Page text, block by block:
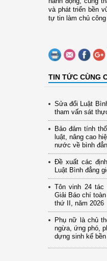
và phát triển bền
tự tin làm chủ
TIN TỨC CÙNG
Sửa đổi Luật
tham vấn sát
Bảo đảm tính
luật, nâng cao
nước về bình
Đề xuất các
Luật Bình đẳng
Tôn vinh 24 tác
Giải Báo chí
thứ II, năm 2026
Phụ nữ là chủ
ngừa, ứng phó,
dựng sinh kế